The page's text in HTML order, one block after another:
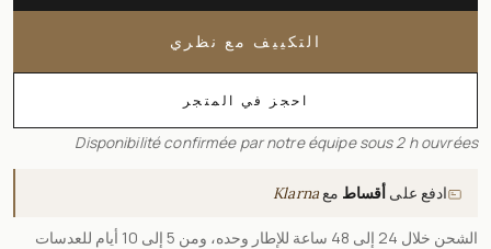
التكييف مع نظري
احجز في المتجر
Disponibilité confirmée par notre équipe sous 2 h ouvrées
ادفع على أقساط معKlarna
الشحن خلال 24 إلى 48 ساعة للإطار وحده، ومن 5 إلى 10 أيام للعدسات